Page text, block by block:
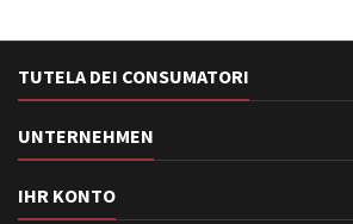
TUTELA DEI CONSUMATORI
UNTERNEHMEN
IHR KONTO